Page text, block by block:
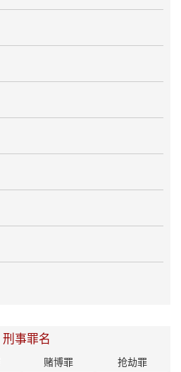
刑事罪名
赌博罪
抢劫罪